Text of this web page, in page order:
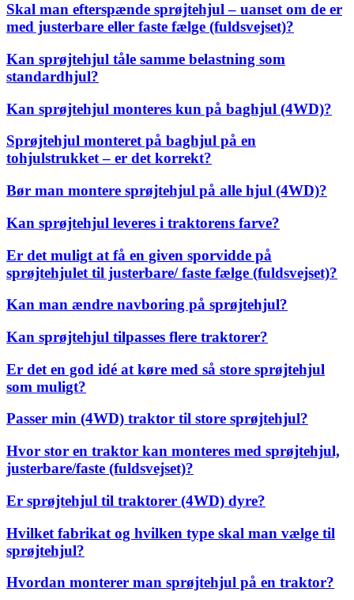
Skal man efterspænde sprøjtehjul – uanset om de er
med justerbare eller faste fælge (fuldsvejset)?
Kan sprøjtehjul tåle samme belastning som
standardhjul?
Kan sprøjtehjul monteres kun på baghjul (4WD)?
Sprøjtehjul monteret på baghjul på en
tohjulstrukket – er det korrekt?
Bør man montere sprøjtehjul på alle hjul (4WD)?
Kan sprøjtehjul leveres i traktorens farve?
Er det muligt at få en given sporvidde på
sprøjtehjulet til justerbare/ faste fælge (fuldsvejset)?
Kan man ændre navboring på sprøjtehjul?
Kan sprøjtehjul tilpasses flere traktorer?
Er det en god idé at køre med så store sprøjtehjul
som muligt?
Passer min (4WD) traktor til store sprøjtehjul?
Hvor stor en traktor kan monteres med sprøjtehjul,
justerbare/faste (fuldsvejset)?
Er sprøjtehjul til traktorer (4WD) dyre?
Hvilket fabrikat og hvilken type skal man vælge til
sprøjtehjul?
Hvordan monterer man sprøjtehjul på en traktor?